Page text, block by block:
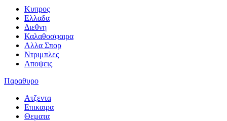
Κυπρος
Ελλαδα
Διεθνη
Καλαθοσφαιρα
Αλλα Σπορ
Ντριμπλες
Αποψεις
Παραθυρο
Ατζεντα
Επικαιρα
Θεματα